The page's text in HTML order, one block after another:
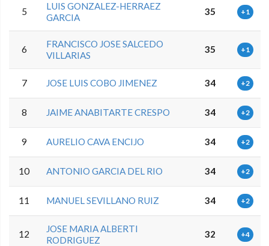
5
LUIS GONZALEZ-HERRAEZ
GARCIA
35 +1
6
FRANCISCO JOSE SALCEDO
VILLARIAS
35 +1
7 JOSE LUIS COBO JIMENEZ 34 +2
8 JAIME ANABITARTE CRESPO 34 +2
9 AURELIO CAVA ENCIJO 34 +2
10 ANTONIO GARCIA DEL RIO 34 +2
11 MANUEL SEVILLANO RUIZ 34 +2
12
JOSE MARIA ALBERTI
RODRIGUEZ
32 +4